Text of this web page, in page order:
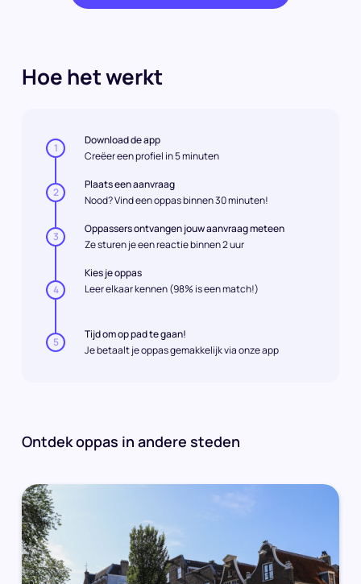
Hoe het werkt
1
Download de app
Creëer een profiel in 5 minuten
2
Plaats een aanvraag
Nood? Vind een oppas binnen 30 minuten!
3
Oppassers ontvangen jouw aanvraag meteen
Ze sturen je een reactie binnen 2 uur
4
Kies je oppas
Leer elkaar kennen (98% is een match!)
5
Tijd om op pad te gaan!
Je betaalt je oppas gemakkelijk via onze app
Ontdek oppas in andere steden